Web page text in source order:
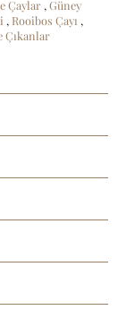
Çaylar , Güney
, Rooibos Çayı ,
Çıkanlar